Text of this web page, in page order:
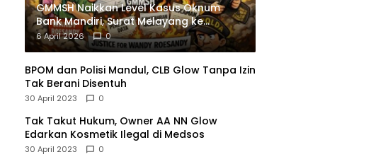
GMMSH Naikkan Level Kasus Oknum
Bank Mandiri, Surat Melayang ke
Presiden
6 April 2026 0
BPOM dan Polisi Mandul, CLB Glow Tanpa Izin
Tak Berani Disentuh
30 April 2023 0
Tak Takut Hukum, Owner AA NN Glow
Edarkan Kosmetik Ilegal di Medsos
30 April 2023 0